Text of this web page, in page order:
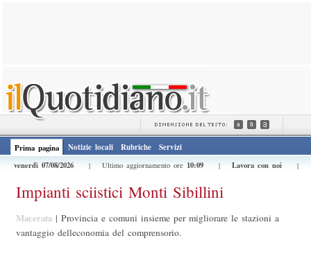
Prima pagina Notizie locali Rubriche
Servizi
venerdì 07/08/2026
| Ultimo aggiornamento ore 10:09 | Lavora con noi |
Impianti sciistici Monti Sibillini
Macerata | Provincia e comuni insieme per migliorare le stazioni a
vantaggio delleconomia del comprensorio.